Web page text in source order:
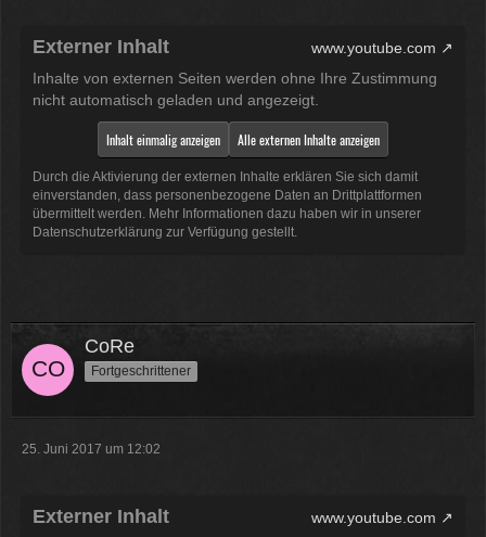
Externer Inhalt
www.youtube.com
Inhalte von externen Seiten werden ohne Ihre Zustimmung
nicht automatisch geladen und angezeigt.
Inhalt einmalig anzeigen Alle externen Inhalte anzeigen
Durch die Aktivierung der externen Inhalte erklären Sie sich damit
einverstanden, dass personenbezogene Daten an Drittplattformen
übermittelt werden. Mehr Informationen dazu haben wir in unserer
Datenschutzerklärung zur Verfügung gestellt.
CoRe
Fortgeschrittener
25. Juni 2017 um 12:02
Externer Inhalt
www.youtube.com